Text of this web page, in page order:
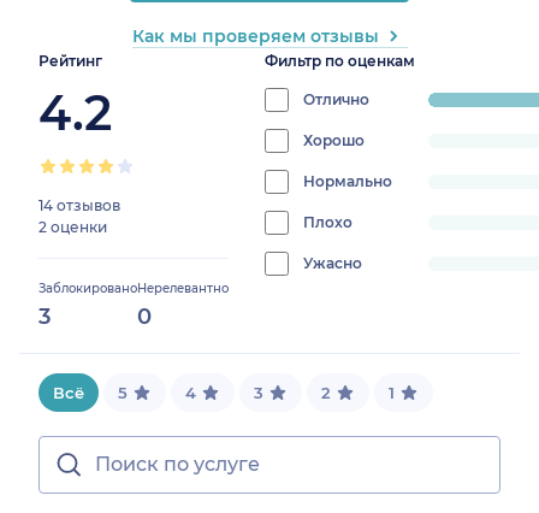
Рейтинг
4.2
14 отзывов
2 оценки
Заблокировано
3
Нерелевантно
0
Фильтр по оценкам
Отлично
progress:
Хорошо
0%
Нормально
0%
Плохо
progress:
Ужасно
0%
Как мы проверяем отзывы
Всё 5 4 3 2 1